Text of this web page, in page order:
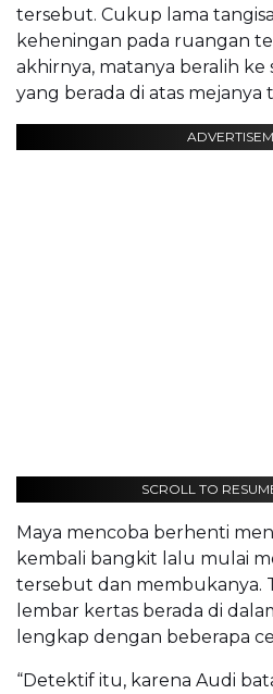
tersebut. Cukup lama
keheningan pada ruangan
akhirnya, matanya beralih
yang berada di atas mejanya
SCROLL TO
Maya mencoba berhenti
kembali bangkit lalu mulai
tersebut dan membukanya.
lembar kertas berada di
lengkap dengan beberapa
“Detektif itu, karena Audi